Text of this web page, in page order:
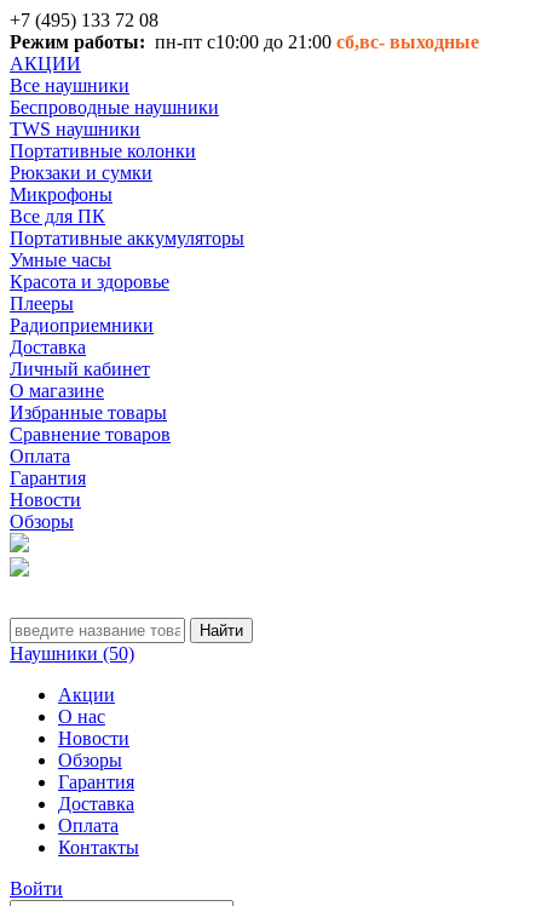
+7 (495) 133 72 08
Режим работы: пн-пт с10:00 до 21:00 сб,вс- выходные
АКЦИИ
Все наушники
Беспроводные наушники
TWS наушники
Портативные колонки
Рюкзаки и сумки
Микрофоны
Все для ПК
Портативные аккумуляторы
Умные часы
Красота и здоровье
Плееры
Радиоприемники
Доставка
Личный кабинет
О магазине
Избранные товары
Сравнение товаров
Оплата
Гарантия
Новости
Обзоры
Наушники (50)
Акции
О нас
Новости
Обзоры
Гарантия
Доставка
Оплата
Контакты
Войти